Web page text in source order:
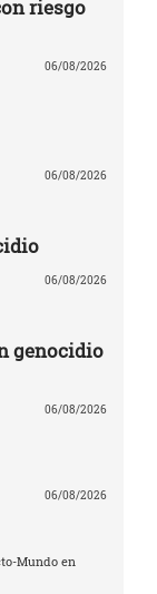
riesgo
06/08/2026
06/08/2026
06/08/2026
genocidio
06/08/2026
06/08/2026
Mundo en